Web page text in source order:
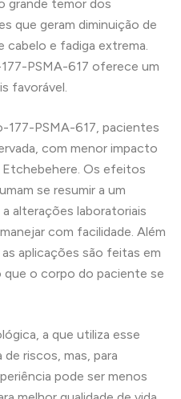
grande temor dos
que geram diminuição de
cabelo e fadiga extrema.
PSMA-617 oferece um
favorável.
PSMA-617, pacientes
com menor impacto
Etchebehere. Os efeitos
se resumir a um
alterações laboratoriais
com facilidade. Além
aplicações são feitas em
o corpo do paciente se
a que utiliza esse
riscos, mas, para
pode ser menos